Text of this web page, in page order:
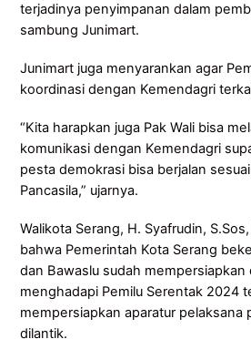
terjadinya penyimpanan dalam
sambung Junimart.
Junimart juga menyarankan agar
koordinasi dengan Kemendagri
“Kita harapkan juga Pak Wali bisa
komunikasi dengan Kemendagri
pesta demokrasi bisa berjalan
Pancasila,” ujarnya.
Walikota Serang, H. Syafrudin,
bahwa Pemerintah Kota Serang
dan Bawaslu sudah mempersiapkan
menghadapi Pemilu Serentak 2024
mempersiapkan aparatur pelaksana
dilantik.